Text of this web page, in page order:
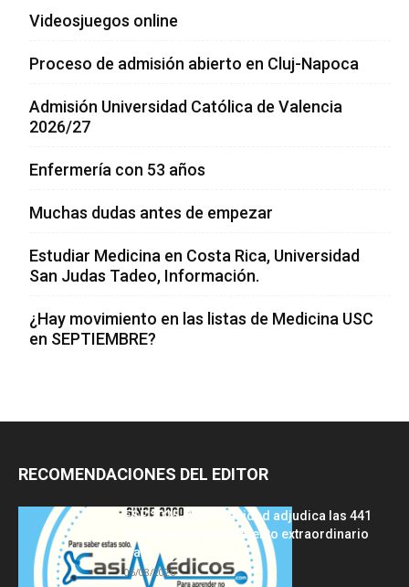
Videosjuegos online
Proceso de admisión abierto en Cluj-Napoca
Admisión Universidad Católica de Valencia
2026/27
Enfermería con 53 años
Muchas dudas antes de empezar
Estudiar Medicina en Costa Rica, Universidad
San Judas Tadeo, Información.
¿Hay movimiento en las listas de Medicina USC
en SEPTIEMBRE?
RECOMENDACIONES DEL EDITOR
FSE 2025-2026: Sanidad adjudica las 441
plazas del procedimiento extraordinario
tras...
06/08/2026